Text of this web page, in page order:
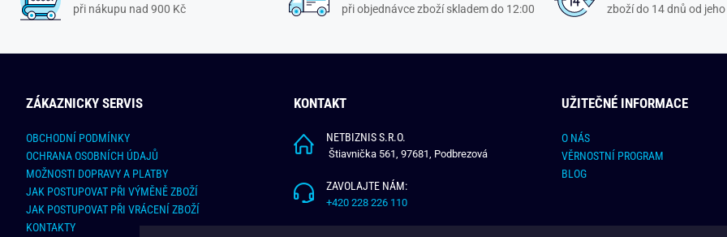
při nákupu nad 900 Kč při objednávce zboží skladem do 12:00 zboží do 14 dnů od
ZÁKAZNICKY SERVIS
OBCHODNÍ PODMÍNKY
OCHRANA OSOBNÍCH ÚDAJŮ
MOŽNOSTI DOPRAVY A PLATBY
JAK POSTUPOVAT PŘI VÝMĚNĚ ZBOŽÍ
JAK POSTUPOVAT PŘI VRÁCENÍ ZBOŽÍ
KONTAKTY
KONTAKT
NETBIZNIS S.R.O.
Štiavnička 561, 97681, Podbrezová
ZAVOLAJTE NÁM:
+420 228 226 110
UŽITEČNÉ INFORMACE
O NÁS
VĚRNOSTNÍ PROGRAM
BLOG